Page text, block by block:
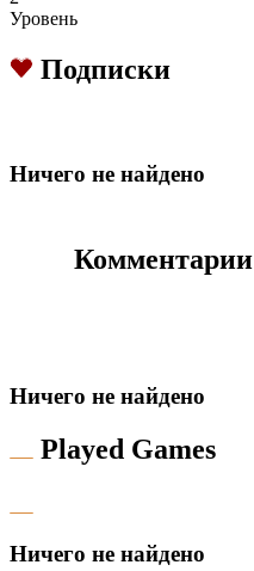
Уровень
Подписки
Hичего не найдено
Комментарии
Hичего не найдено
Played Games
Hичего не найдено